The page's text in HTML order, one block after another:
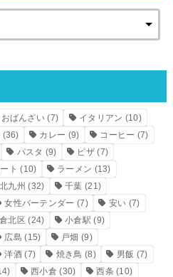
おばんざい (7) イタリアン (10)
(36) カレー (9) コーヒー (7)
パスタ (9) ピザ (7)
ト (10) ラーメン (13)
北九州 (32) 千葉 (21)
女性バーテンダー (7) 安い (7)
北区 (24) 小倉駅 (9)
広島 (15) 戸畑 (9)
洋酒(7) 焼き鳥 (8) 男飯 (7)
西小倉 (30) 西条 (10)